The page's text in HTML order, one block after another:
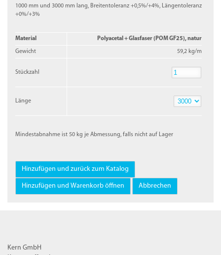
1000 mm und 3000 mm lang, Breitentoleranz +0,5%/+4%, Längentoleranz
+0%/+3%
Material Polyacetal + Glasfaser (POM GF25), natur
Gewicht 59,2 kg/m
Stückzahl
Länge
Mindestabnahme ist 50 kg je Abmessung, falls nicht auf Lager
Kern GmbH